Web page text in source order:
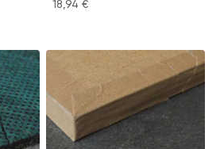
18,94€